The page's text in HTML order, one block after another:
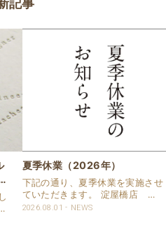
記事
夏季休業（2026年）
下記の通り、夏季休業を実施させ
ていただきます。 淀屋橋店 通
常営業いたします。 奈良店 8月
2026.08.01 NEWS